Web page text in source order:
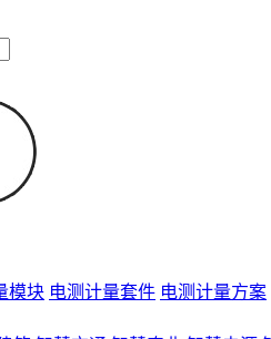
模块 电测计量套件 电测计量方案